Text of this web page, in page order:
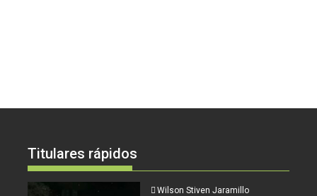
Titulares rápidos
Wilson Stiven Jaramillo